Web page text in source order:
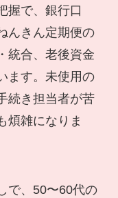
握で、銀行口
んきん定期便の
統合、老後資金
ます。未使用の
続き担当者が苦
煩雑になりま
で、50〜60代の